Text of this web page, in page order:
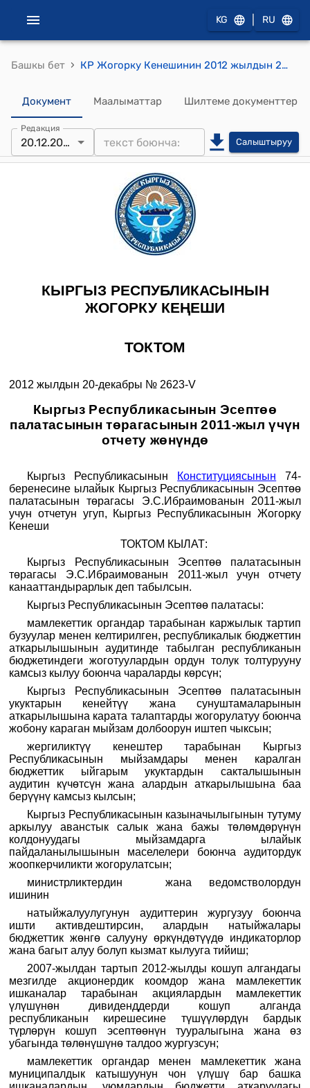
KG RU
Башкы бет › КР Жогорку Кенешинин 2012 жылдын 20-декабрындагы №2623-V "Кыргыз Республикасынын Эсептɵɵ палатасынын тɵрагасынын 2011-жыл үчүн отчету жɵнүндɵ" токтому
Документ Маалыматтар Шилтеме документтер
Редакция
20.12.2012 Салыштыруу